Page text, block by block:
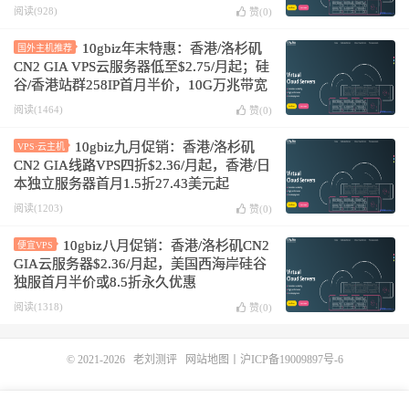
阅读(928) 赞(0)
国外主机推荐
10gbiz年末特惠：香港/洛杉矶
CN2 GIA VPS云服务器低至$2.75/月起；硅
谷/香港站群258IP首月半价，10G万兆带宽
服务器$439起
阅读(1464) 赞(0)
VPS·云主机
10gbiz九月促销：香港/洛杉矶
CN2 GIA线路VPS四折$2.36/月起，香港/日
本独立服务器首月1.5折27.43美元起
阅读(1203) 赞(0)
便宜VPS
10gbiz八月促销：香港/洛杉矶CN2
GIA云服务器$2.36/月起，美国西海岸硅谷
独服首月半价或8.5折永久优惠
阅读(1318) 赞(0)
© 2021-2026 老刘测评 网站地图 沪ICP备19009897号-6